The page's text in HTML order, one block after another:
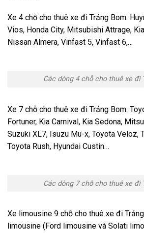
Xe 4 chỗ cho thuê xe đi Trảng Bom:
Vios, Honda City, Mitsubishi Attrage,
Nissan Almera, Vinfast 5, Vinfast 6,…
Các dòng 4 chỗ cho thuê xe đi
Xe 7 chỗ cho thuê xe đi Trảng Bom:
Fortuner, Kia Carnival, Kia Sedona,
Suzuki XL7, Isuzu Mu-x, Toyota Veloz,
Toyota Rush, Hyundai Custin…
Các dòng 7 chỗ cho thuê xe đi
Xe limousine 9 chỗ cho thuê xe đi
limousine (Ford limousine và Solati